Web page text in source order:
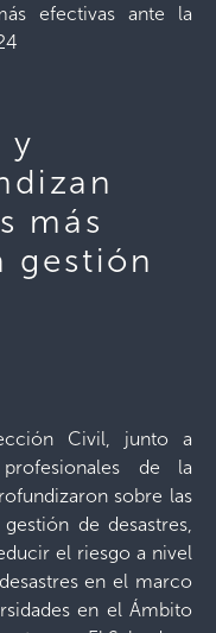
efectivas ante la
y
más
gestión
Civil, junto a
de la
sobre las
de desastres,
el riesgo a nivel
en el marco
en el Ámbito